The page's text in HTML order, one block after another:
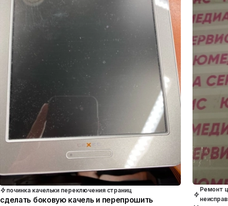
починка качельки переключения страниц
сделать боковую качель и перепрошить
Ремонт